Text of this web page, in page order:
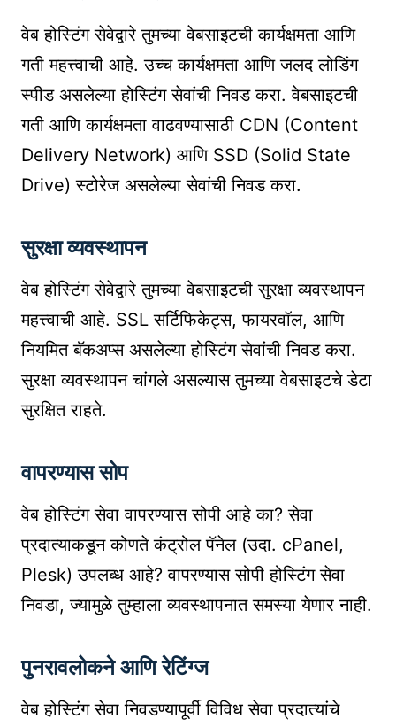
वेब होस्टिंग सेवेद्वारे तुमच्या वेबसाइटची कार्यक्षमता आणि
गती महत्त्वाची आहे. उच्च कार्यक्षमता आणि जलद लोडिंग
स्पीड असलेल्या होस्टिंग सेवांची निवड करा. वेबसाइटची
गती आणि कार्यक्षमता वाढवण्यासाठी CDN (Content
Delivery Network) आणि SSD (Solid State
Drive) स्टोरेज असलेल्या सेवांची निवड करा.
सुरक्षा व्यवस्थापन
वेब होस्टिंग सेवेद्वारे तुमच्या वेबसाइटची सुरक्षा व्यवस्थापन
महत्त्वाची आहे. SSL सर्टिफिकेट्स, फायरवॉल, आणि
नियमित बॅकअप्स असलेल्या होस्टिंग सेवांची निवड करा.
सुरक्षा व्यवस्थापन चांगले असल्यास तुमच्या वेबसाइटचे डेटा
सुरक्षित राहते.
वापरण्यास सोप
वेब होस्टिंग सेवा वापरण्यास सोपी आहे का? सेवा
प्रदात्याकडून कोणते कंट्रोल पॅनेल (उदा. cPanel,
Plesk) उपलब्ध आहे? वापरण्यास सोपी होस्टिंग सेवा
निवडा, ज्यामुळे तुम्हाला व्यवस्थापनात समस्या येणार नाही.
पुनरावलोकने आणि रेटिंग्ज
वेब होस्टिंग सेवा निवडण्यापूर्वी विविध सेवा प्रदात्यांचे